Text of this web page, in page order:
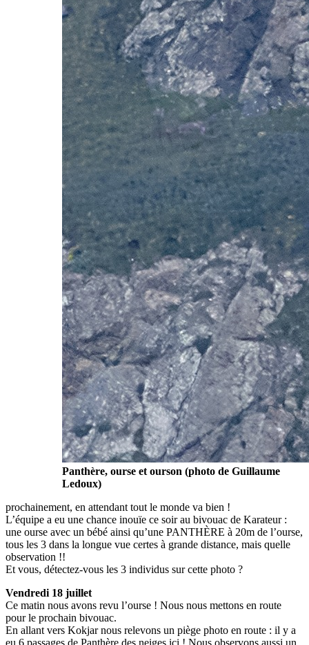
Panthère, ourse et ourson (photo de Guillaume
Ledoux)
prochainement, en attendant tout le monde va bien !
L’équipe a eu une chance inouïe ce soir au bivouac de Karateur :
une ourse avec un bébé ainsi qu’une PANTHÈRE à 20m de l’ourse,
tous les 3 dans la longue vue certes à grande distance, mais quelle
observation !!
Et vous, détectez-vous les 3 individus sur cette photo ?
Vendredi 18 juillet
Ce matin nous avons revu l’ourse ! Nous nous mettons en route
pour le prochain bivouac.
En allant vers Kokjar nous relevons un piège photo en route : il y a